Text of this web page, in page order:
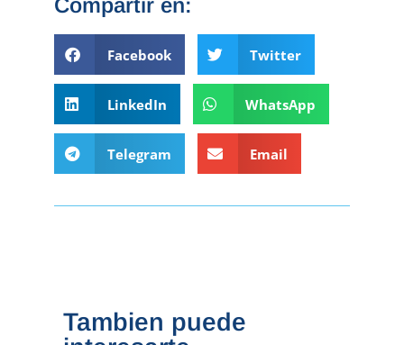
Compartir en:
Facebook Twitter
LinkedIn WhatsApp
Telegram Email
Tambien puede